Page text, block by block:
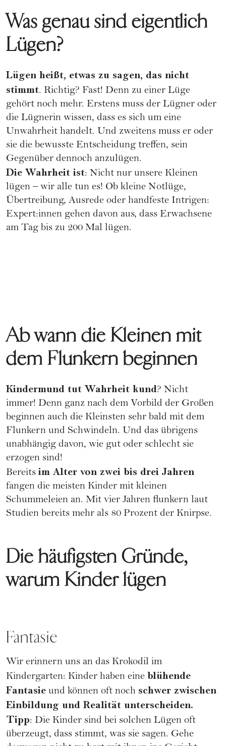
Was genau sind eigentlich
Lügen?
Lügen heißt, etwas zu sagen, das nicht
stimmt. Richtig? Fast! Denn zu einer Lüge
gehört noch mehr. Erstens muss der Lügner oder
die Lügnerin wissen, dass es sich um eine
Unwahrheit handelt. Und zweitens muss er oder
sie die bewusste Entscheidung treffen, sein
Gegenüber dennoch anzulügen.
Die Wahrheit ist: Nicht nur unsere Kleinen
lügen – wir alle tun es! Ob kleine Notlüge,
Übertreibung, Ausrede oder handfeste Intrigen:
Expert:innen gehen davon aus, dass Erwachsene
am Tag bis zu 200 Mal lügen.
Ab wann die Kleinen mit
dem Flunkern beginnen
Kindermund tut Wahrheit kund? Nicht
immer! Denn ganz nach dem Vorbild der Großen
beginnen auch die Kleinsten sehr bald mit dem
Flunkern und Schwindeln. Und das übrigens
unabhängig davon, wie gut oder schlecht sie
erzogen sind!
Bereits im Alter von zwei bis drei Jahren
fangen die meisten Kinder mit kleinen
Schummeleien an. Mit vier Jahren flunkern laut
Studien bereits mehr als 80 Prozent der Knirpse.
Die häufigsten Gründe,
warum Kinder lügen
Fantasie
Wir erinnern uns an das Krokodil im
Kindergarten: Kinder haben eine blühende
Fantasie und können oft noch schwer zwischen
Einbildung und Realität unterscheiden.
Tipp: Die Kinder sind bei solchen Lügen oft
überzeugt, dass stimmt, was sie sagen. Gehe